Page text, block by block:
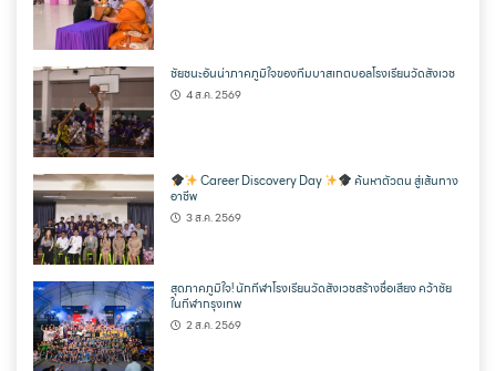
ชัยชนะอันน่าภาคภูมิใจของทีมบาสเกตบอลโรงเรียนวัดสังเวช
4 ส.ค. 2569
Career Discovery Day
ค้นหาตัวตน สู่เส้นทาง
อาชีพ
3 ส.ค. 2569
สุดภาคภูมิใจ! นักกีฬาโรงเรียนวัดสังเวชสร้างชื่อเสียง คว้าชัย
ในกีฬากรุงเทพ
2 ส.ค. 2569